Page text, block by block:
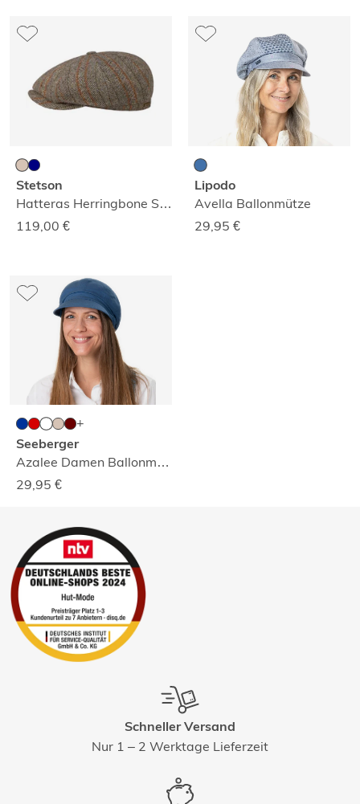
Stetson
Hatteras Herringbone Stripe Mütze
119,00 €
Lipodo
Avella Ballonmütze
29,95 €
Seeberger
Azalee Damen Ballonmütze
29,95 €
Schneller Versand
Nur 1 – 2 Werktage Lieferzeit